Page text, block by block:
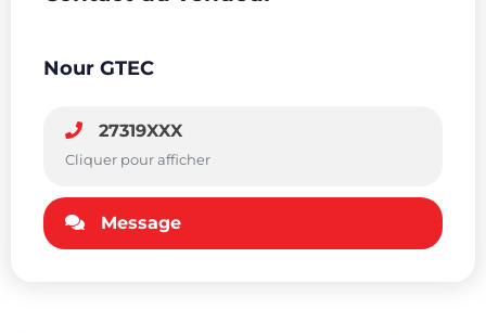
Nour GTEC
27319XXX
Cliquer pour afficher
Message